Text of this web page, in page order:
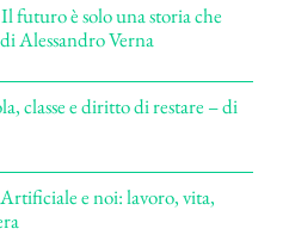
futuro è solo una storia che
Alessandro Verna
classe e diritto di restare – di
e noi: lavoro, vita,